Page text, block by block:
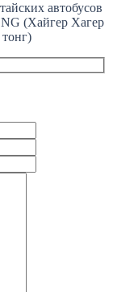
автобусов
(Хайгер Хагер